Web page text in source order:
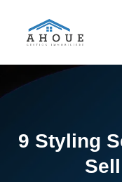
9 Styling
A Propos